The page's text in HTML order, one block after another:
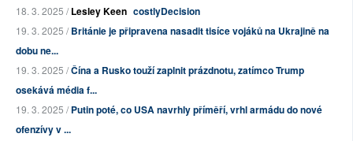
18. 3. 2025 /Lesley Keen costlyDecision
19. 3. 2025 /Británie je připravena nasadit tisíce vojáků na Ukrajině na
dobu ne...
19. 3. 2025 /Čína a Rusko touží zaplnit prázdnotu, zatímco Trump
osekává média f...
19. 3. 2025 /Putin poté, co USA navrhly příměří, vrhl armádu do nové
ofenzívy v ...